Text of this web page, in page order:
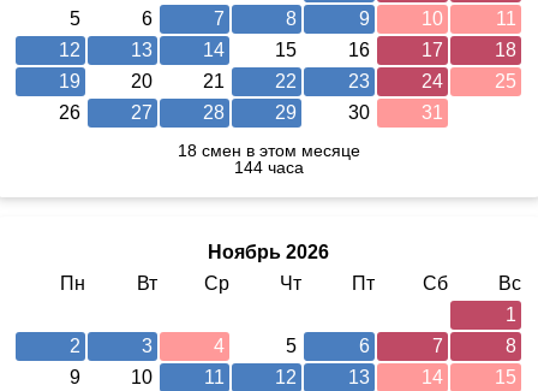
5
6 7 8 9 10
11
12
13 14 15 16 17
18
19
20 21 22 23 24
25
26
27 28 29 30 31
18 смен в этом месяце
144 часа
Ноябрь 2026
Пн
Вт Ср Чт Пт Сб
Вс
1
2
3 4 5 6 7
8
9
10 11 12 13 14
15